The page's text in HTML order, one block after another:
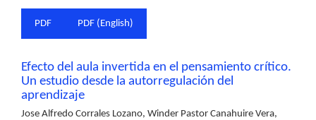
PDF PDF (English)
Efecto del aula invertida en el pensamiento crítico.
Un estudio desde la autorregulación del
aprendizaje
Jose Alfredo Corrales Lozano, Winder Pastor Canahuire Vera,